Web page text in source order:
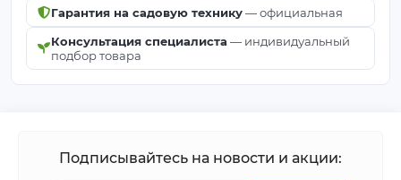
Гарантия на садовую технику— официальная
Консультация специалиста — индивидуальный
подбор товара
Подписывайтесь на новости и акции: